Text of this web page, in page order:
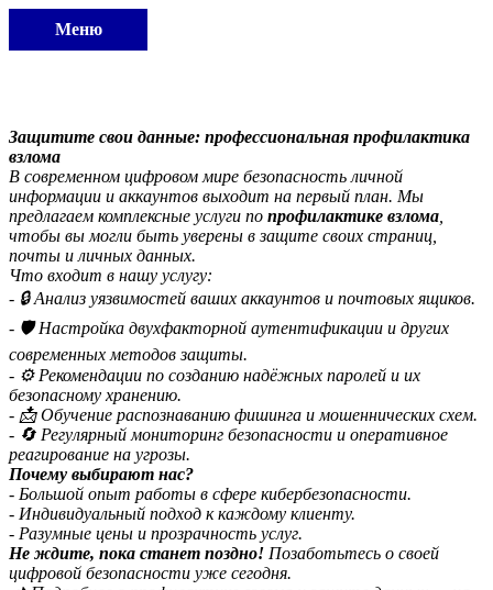
Меню
Защитите свои данные: профессиональная профилактика
взлома
В современном цифровом мире безопасность личной
информации и аккаунтов выходит на первый план. Мы
предлагаем комплексные услуги по профилактике взлома
чтобы вы могли быть уверены в защите своих страниц,
почты и личных данных.
Что входит в нашу услугу:
- 🔒 Анализ уязвимостей ваших аккаунтов и почтовых ящиков.
- 🛡️ Настройка двухфакторной аутентификации и других
современных методов защиты.
- ⚙️ Рекомендации по созданию надёжных паролей и их
безопасному хранению.
- 📩 Обучение распознаванию фишинга и мошеннических схем.
- 🔄 Регулярный мониторинг безопасности и оперативное
реагирование на угрозы.
Почему выбирают нас?
- Большой опыт работы в сфере кибербезопасности.
- Индивидуальный подход к каждому клиенту.
- Разумные цены и прозрачность услуг.
Не ждите, пока станет поздно! Позаботьтесь о своей
цифровой безопасности уже сегодня.